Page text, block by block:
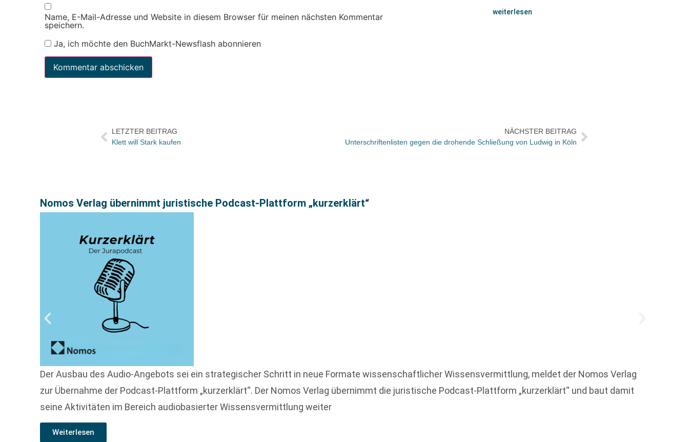
Name, E-Mail-Adresse und Website in diesem Browser für meinen nächsten Kommentar
speichern.
Ja, ich möchte den BuchMarkt-Newsflash abonnieren
weiterlesen
LETZTER BEITRAG
Klett will Stark kaufen
NÄCHSTER BEITRAG
Unterschriftenlisten gegen die drohende Schließung von Ludwig in Köln
Nomos Verlag übernimmt juristische Podcast-Plattform „kurzerklärt“
Der Ausbau des Audio-Angebots sei ein strategischer Schritt in neue Formate wissenschaftlicher Wissensvermittlung, meldet der Nomos Verlag
zur Übernahme der Podcast-Plattform „kurzerklärt“. Der Nomos Verlag übernimmt die juristische Podcast-Plattform „kurzerklärt“ und baut damit
seine Aktivitäten im Bereich audiobasierter Wissensvermittlung weiter
Weiterlesen